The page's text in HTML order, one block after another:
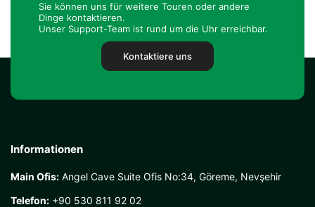
Sie können uns für weitere Touren oder andere
Dinge kontaktieren.
Unser Support-Team ist rund um die Uhr erreichbar.
Kontaktiere uns
Informationen
Main Ofis: Angel Cave Suite Ofis No:34, Göreme, Nevşehir
Telefon: +90 530 811 92 02